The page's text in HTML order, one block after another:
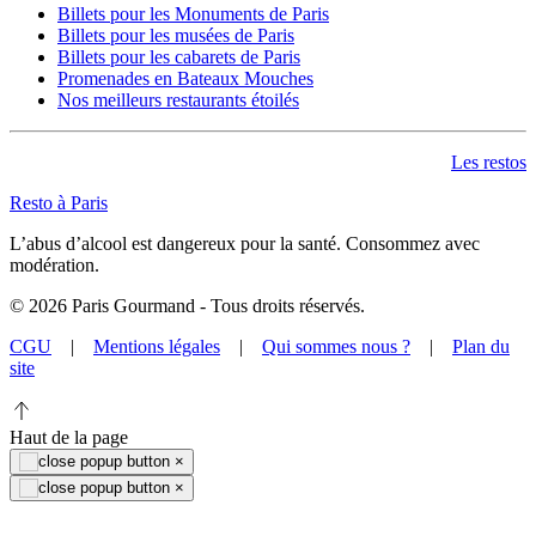
Billets pour les Monuments de Paris
Billets pour les musées de Paris
Billets pour les cabarets de Paris
Promenades en Bateaux Mouches
Nos meilleurs restaurants étoilés
Les restos
Resto à Paris
L’abus d’alcool est dangereux pour la santé. Consommez avec
modération.
© 2026 Paris Gourmand - Tous droits réservés.
CGU | Mentions légales | Qui sommes nous ? | Plan du
site
Haut de la page
×
×